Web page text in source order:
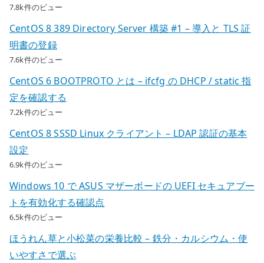
7.8k件のビュー
CentOS 8 389 Directory Server 構築 #1 – 導入と TLS 証
明書の登録
7.6k件のビュー
CentOS 6 BOOTPROTO とは – ifcfg の DHCP / static 指
定を確認する
7.2k件のビュー
CentOS 8 SSSD Linux クライアント – LDAP 認証の基本
設定
6.9k件のビュー
Windows 10 で ASUS マザーボードの UEFI セキュアブー
トを有効化する確認点
6.5k件のビュー
ほうれん草と小松菜の栄養比較 – 鉄分・カルシウム・使
いやすさで選ぶ